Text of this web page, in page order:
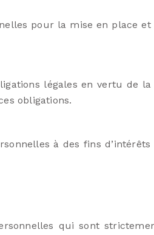
pour la mise en place
légales en vertu de
obligations.
à des fins
qui sont